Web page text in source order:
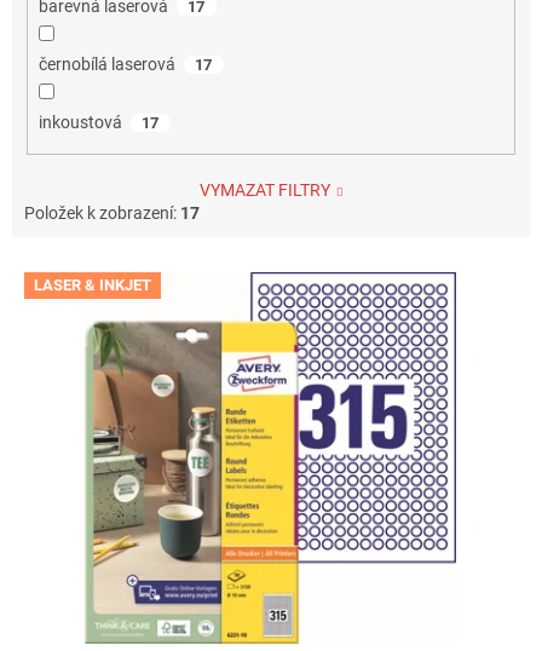
barevná laserová 17
černobílá laserová 17
inkoustová 17
VYMAZAT FILTRY
Položek k zobrazení: 17
V LASER & INKJET